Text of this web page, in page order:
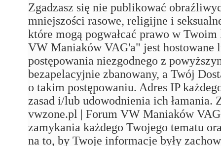
Zgadzasz się nie publikować
mniejszości rasowe, religijne i
które mogą pogwałcać prawo w
VW Maniaków VAG'a" jest hostowane
postępowania niezgodnego z
bezapelacyjnie zbanowany, a Twój
o takim postępowaniu. Adres IP
zasad i/lub udowodnienia ich
vwzone.pl | Forum VW Maniaków
zamykania każdego Twojego tematu
na to, by Twoje informacje były